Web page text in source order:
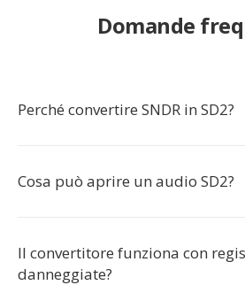
Domande
Perché convertire SNDR in SD2?
Cosa può aprire un audio SD2?
Il convertitore funziona con
danneggiate?